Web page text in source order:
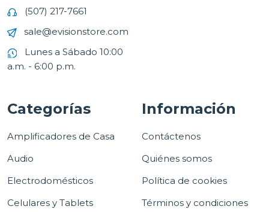
(507) 217-7661
sale@evisionstore.com
Lunes a Sábado 10:00
a.m. - 6:00 p.m.
Categorías
Amplificadores de Casa
Audio
Electrodomésticos
Celulares y Tablets
Información
Contáctenos
Quiénes somos
Política de cookies
Términos y condiciones